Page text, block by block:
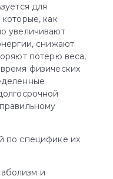
для
как
увеличивают
снижают
потерю веса,
физических
по специфике их
и